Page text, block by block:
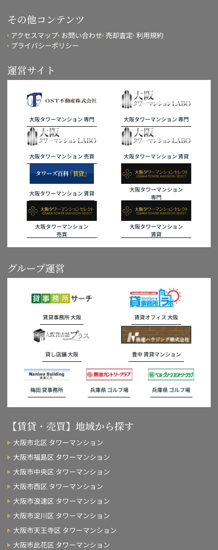
その他コンテンツ
アクセスマップ お問い合わせ 売却査定 利用規約
プライバシーポリシー
運営サイト
大阪タワーマンション 専門 大阪タワーマンション 専門
大阪タワーマンション 売買 大阪タワーマンション 賃貸
大阪タワーマンション 賃貸
大阪タワーマンション
専門
大阪タワーマンション
売買
大阪タワーマンション
賃貸
グループ運営
賃貸事務所 大阪 賃貸オフィス 大阪
貸し店舗 大阪 豊中 賃貸マンション
梅田 貸事務所 兵庫県 ゴルフ場 兵庫県 ゴルフ場
【賃貸・売買】地域から探す
大阪市北区 タワーマンション
大阪市福島区 タワーマンション
大阪市中央区 タワーマンション
大阪市西区 タワーマンション
大阪市浪速区 タワーマンション
大阪市淀川区 タワーマンション
大阪市天王寺区 タワーマンション
大阪市此花区 タワーマンション